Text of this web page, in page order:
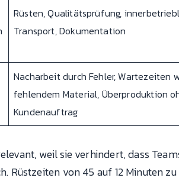
Rüsten, Qualitätsprüfung,
Transport, Dokumentation
Nacharbeit durch Fehler, Wartezeiten
fehlendem Material, Überproduktion
Kundenauftrag
weil sie verhindert, dass
Rüstzeiten von 45 auf 12 Minuten